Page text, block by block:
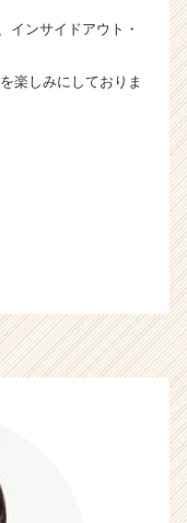
インサイドアウト・
楽しみにしておりま